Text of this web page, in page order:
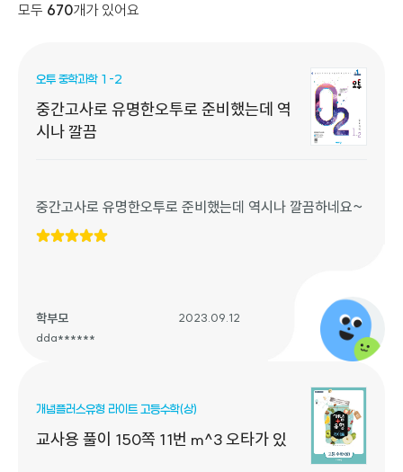
모두 670개가 있어요
오투 중학과학 1-2
중간고사로 유명한오투로 준비했는데 역
시나 깔끔
중간고사로 유명한오투로 준비했는데 역시나 깔끔하네요~
학부모
dda******
2023.09.12
개념플러스유형 라이트 고등수학(상)
교사용 풀이 150쪽 11번 m^3 오타가 있